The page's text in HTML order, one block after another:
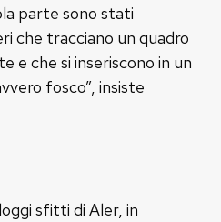
parte sono stati
che tracciano un quadro
e che si inseriscono in un
fosco”, insiste
sfitti di Aler, in